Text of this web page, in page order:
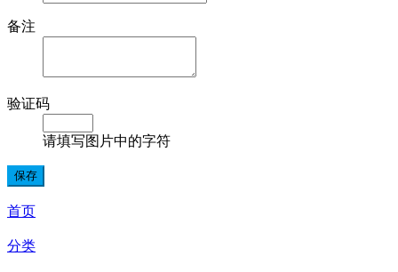
备注
验证码
请填写图片中的字符
首页
分类